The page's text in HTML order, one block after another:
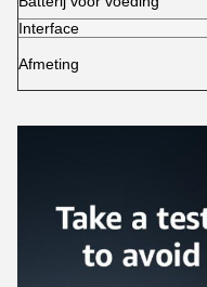
Interface
Afmeting